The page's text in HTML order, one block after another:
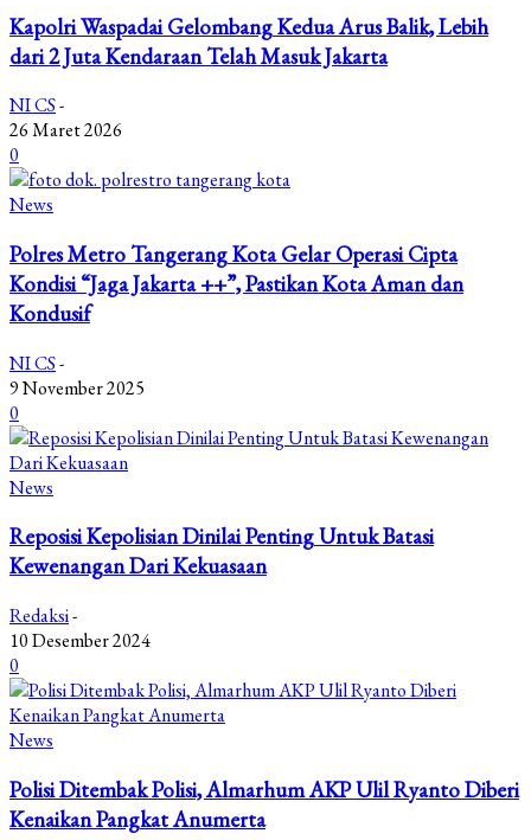
Kapolri Waspadai Gelombang Kedua Arus Balik, Lebih
dari 2 Juta Kendaraan Telah Masuk Jakarta
NI CS-
26 Maret 2026
0
News
Polres Metro Tangerang Kota Gelar Operasi Cipta
Kondisi “Jaga Jakarta ++”, Pastikan Kota Aman dan
Kondusif
NI CS-
9 November 2025
0
News
Reposisi Kepolisian Dinilai Penting Untuk Batasi
Kewenangan Dari Kekuasaan
Redaksi-
10 Desember 2024
0
News
Polisi Ditembak Polisi, Almarhum AKP Ulil Ryanto Diberi
Kenaikan Pangkat Anumerta